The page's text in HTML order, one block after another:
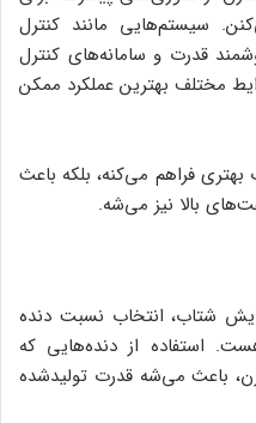
سیستم‌هایی مانند کنترل
قدرت و سامانه‌های کنترل
مختلف بهترین عملکرد ممکن
بهتری فراهم می‌کنه، بلکه باعث
بالا نیز می‌شه.
شتاب، انتخاب نسبت دنده
استفاده از دنده‌هایی که
باعث می‌شه قدرت تولیدشده